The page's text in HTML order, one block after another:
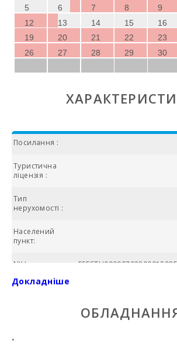
5
6 7 8 9
12
13 14 15 16
19
20 21 22 23
26
27 28 29 30
Посилання :
Туристична
ліцензія :
Тип
нерухомості :
Населений
пункт:
NIU:
Загальна
Докладніше
.